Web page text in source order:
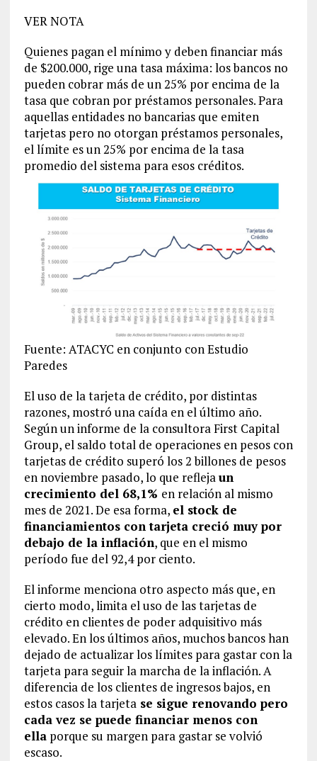
VER NOTA
Quienes pagan el mínimo y deben financiar más
de $200.000, rige una tasa máxima: los bancos no
pueden cobrar más de un 25% por encima de la
tasa que cobran por préstamos personales. Para
aquellas entidades no bancarias que emiten
tarjetas pero no otorgan préstamos personales,
el límite es un 25% por encima de la tasa
promedio del sistema para esos créditos.
Fuente: ATACYC en conjunto con Estudio
Paredes
El uso de la tarjeta de crédito, por distintas
razones, mostró una caída en el último año.
Según un informe de la consultora First Capital
Group, el saldo total de operaciones en pesos con
tarjetas de crédito superó los 2 billones de pesos
en noviembre pasado, lo que reflejaun
crecimiento del 68,1% en relación al mismo
mes de 2021. De esa forma, el stock de
financiamientos con tarjeta creció muy por
debajo de la inflación, que en el mismo
período fue del 92,4 por ciento.
El informe menciona otro aspecto más que, en
cierto modo, limita el uso de las tarjetas de
crédito en clientes de poder adquisitivo más
elevado. En los últimos años, muchos bancos han
dejado de actualizar los límites para gastar con la
tarjeta para seguir la marcha de la inflación. A
diferencia de los clientes de ingresos bajos, en
estos casos la tarjetase sigue renovando pero
cada vez se puede financiar menos con
ellaporque su margen para gastar se volvió
escaso.